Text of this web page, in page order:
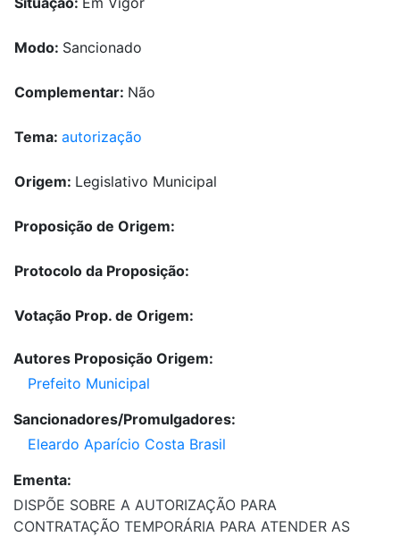
Modo: Sancionado
Complementar: Não
Tema: autorização
Origem: Legislativo Municipal
Proposição de Origem:
Protocolo da Proposição:
Votação Prop. de Origem:
Autores Proposição Origem:
Prefeito Municipal
Sancionadores/Promulgadores:
Eleardo Aparício Costa Brasil
Ementa:
DISPÕE SOBRE A AUTORIZAÇÃO PARA
CONTRATAÇÃO TEMPORÁRIA PARA ATENDER AS